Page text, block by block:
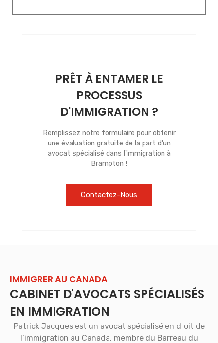
PRÊT À ENTAMER LE
PROCESSUS
D'IMMIGRATION ?
Remplissez notre formulaire pour obtenir
une évaluation gratuite de la part d'un
avocat spécialisé dans l'immigration à
Brampton !
Contactez-Nous
IMMIGRER AU CANADA
CABINET D'AVOCATS SPÉCIALISÉS
EN IMMIGRATION
Patrick Jacques est un avocat spécialisé en droit de
l’immigration au Canada, membre du Barreau du